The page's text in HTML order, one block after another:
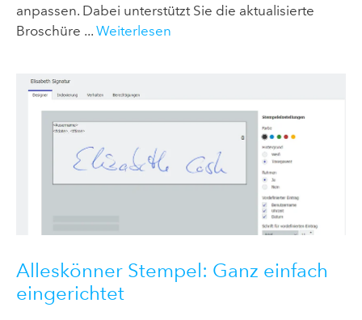
anpassen. Dabei unterstützt Sie die aktualisierte
Broschüre ... Weiterlesen
Alleskönner Stempel: Ganz einfach
eingerichtet